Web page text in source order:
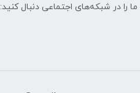
ما را در شبکه‌های اجتماعی دنبال کنید: